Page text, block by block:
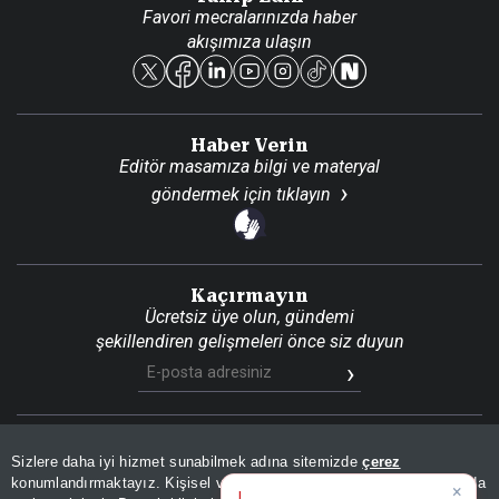
Sizlere daha iyi hizmet sunabilmek adına sitemizdeçerez
konumlandırmaktayız. Kişisel verileriniz, KVKK ve GDPR kapsamında
Reklam Ver
Favori mecralarınızda haber
akışımıza ulaşın
Haber Verin
Editör masamıza bilgi ve materyal
göndermek için tıklayın
Kaçırmayın
Ücretsiz üye olun, gündemi
şekillendiren gelişmeleri önce siz duyun
Son DakikaSite HaritasıRSSKVKK Aydınlatma Metni
Gizlilik PolitikasıÇerez Politikası
×